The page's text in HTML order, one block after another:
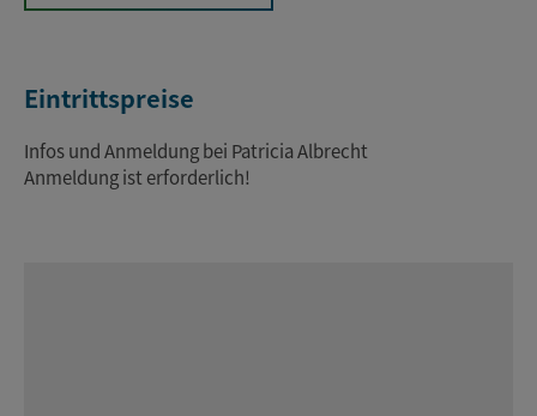
Eintrittspreise
Infos und Anmeldung bei Patricia Albrecht
Anmeldung ist erforderlich!